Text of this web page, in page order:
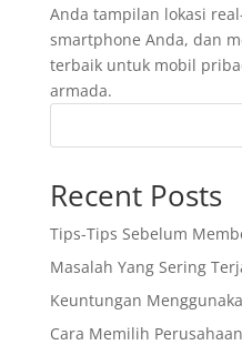
Anda tampilan lokasi
smartphone Anda, dan
terbaik untuk mobil
armada.
Recent Posts
Tips-Tips Sebelum
Masalah Yang Sering
Keuntungan
Cara Memilih